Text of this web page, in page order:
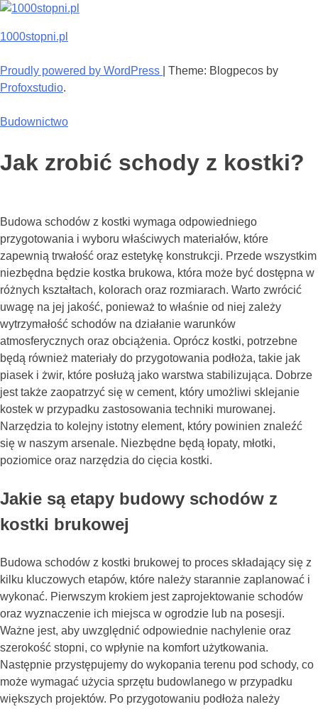
Skip
content
1000stopni.pl
Proudly powered by WordPress
Theme: Blogpecos by
Profoxstudio.
Budownictwo
Jak zrobić schody z kostki?
Budowa schodów z kostki wymaga odpowiedniego
przygotowania i wyboru właściwych materiałów, które
zapewnią trwałość oraz estetykę konstrukcji. Przede wszystkim
niezbędna będzie kostka brukowa, która może być dostępna w
różnych kształtach, kolorach oraz rozmiarach. Warto zwrócić
uwagę na jej jakość, ponieważ to właśnie od niej zależy
wytrzymałość schodów na działanie warunków
atmosferycznych oraz obciążenia. Oprócz kostki, potrzebne
będą również materiały do przygotowania podłoża, takie jak
piasek i żwir, które posłużą jako warstwa stabilizująca. Dobrze
jest także zaopatrzyć się w cement, który umożliwi sklejanie
kostek w przypadku zastosowania techniki murowanej.
Narzędzia to kolejny istotny element, który powinien znaleźć
się w naszym arsenale. Niezbędne będą łopaty, młotki,
poziomice oraz narzędzia do cięcia kostki.
Jakie są etapy budowy schodów z
kostki brukowej
Budowa schodów z kostki brukowej to proces składający się z
kilku kluczowych etapów, które należy starannie zaplanować i
wykonać. Pierwszym krokiem jest zaprojektowanie schodów
oraz wyznaczenie ich miejsca w ogrodzie lub na posesji.
Ważne jest, aby uwzględnić odpowiednie nachylenie oraz
szerokość stopni, co wpłynie na komfort użytkowania.
Następnie przystępujemy do wykopania terenu pod schody, co
może wymagać użycia sprzętu budowlanego w przypadku
większych projektów. Po przygotowaniu podłoża należy